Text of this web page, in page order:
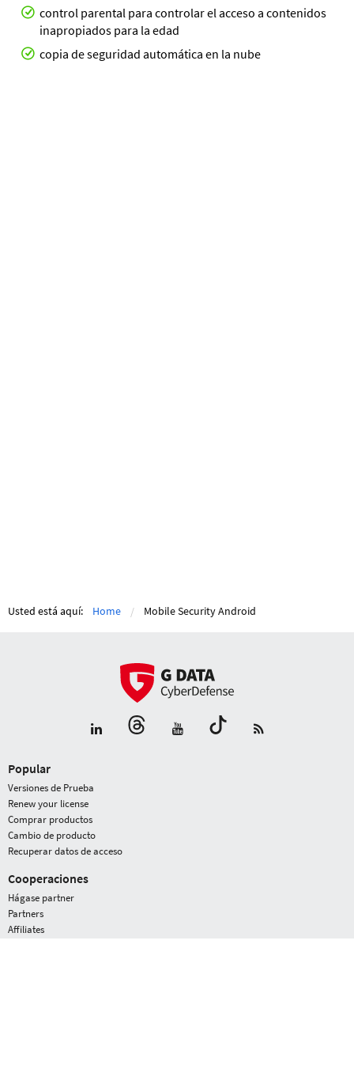
control parental para controlar el acceso a contenidos
inapropiados para la edad
copia de seguridad automática en la nube
Usted está aquí: Home Mobile Security Android
Popular
Versiones de Prueba
Renew your license
Comprar productos
Cambio de producto
Recuperar datos de acceso
Cooperaciones
Hágase partner
Partners
Affiliates